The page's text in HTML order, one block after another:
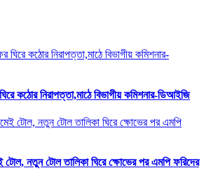
কঠোর নিরাপত্তা,মাঠে বিভাগীয় কমিশনার-ডিআইজি
টোল, নতুন টোল তালিকা ঘিরে ক্ষোভের পর এমপি ফরিদের